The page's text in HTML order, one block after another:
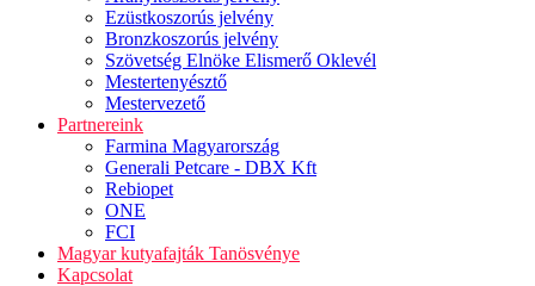
Ezüstkoszorús jelvény
Bronzkoszorús jelvény
Szövetség Elnöke Elismerő Oklevél
Mestertenyésztő
Mestervezető
Partnereink
Farmina Magyarország
Generali Petcare - DBX Kft
Rebiopet
ONE
FCI
Magyar kutyafajták Tanösvénye
Kapcsolat